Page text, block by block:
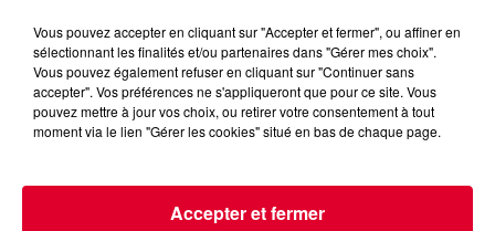
Comme on vous l’annonçait durant l’été, le DJ italien sort
Shooting Helicoptersur lequel on retrouve le vocal
incroyable du chanteurSerj Tankian:
Vous pouvez accepter en cliquant sur "Accepter et fermer", ou affiner en
sélectionnant les finalités et/ou partenaires dans "Gérer mes choix".
Vous pouvez également refuser en cliquant sur "Continuer sans
accepter". Vos préférences ne s'appliqueront que pour ce site. Vous
pouvez mettre à jour vos choix, ou retirer votre consentement à tout
moment via le lien "Gérer les cookies" situé en bas de chaque page.
Accepter et fermer